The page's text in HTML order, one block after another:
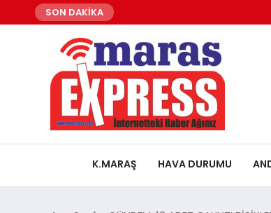
SON DAKİKA
K.MARAŞ HAVA DURUMU